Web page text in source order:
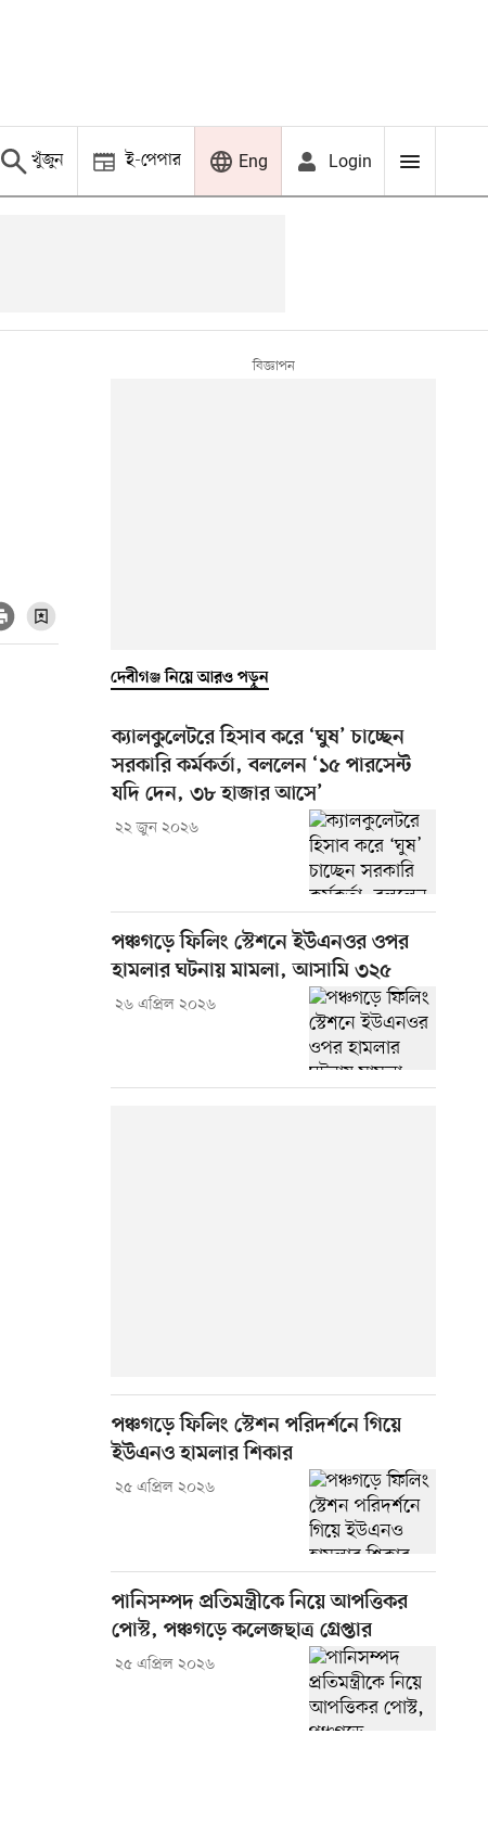
খুঁজুন ই-পেপার Eng Login
দেবীগঞ্জ নিয়ে আরও পড়ুন
ক্যালকুলেটরে হিসাব করে ‘ঘুষ’ চাচ্ছেন
সরকারি কর্মকর্তা, বললেন ‘১৫ পারসেন্ট
যদি দেন, ৩৮ হাজার আসে’
২২ জুন ২০২৬
পঞ্চগড়ে ফিলিং স্টেশনে ইউএনওর ওপর
হামলার ঘটনায় মামলা, আসামি ৩২৫
২৬ এপ্রিল ২০২৬
পঞ্চগড়ে ফিলিং স্টেশন পরিদর্শনে গিয়ে
ইউএনও হামলার শিকার
২৫ এপ্রিল ২০২৬
পানিসম্পদ প্রতিমন্ত্রীকে নিয়ে আপত্তিকর
পোস্ট, পঞ্চগড়ে কলেজছাত্র গ্রেপ্তার
২৫ এপ্রিল ২০২৬